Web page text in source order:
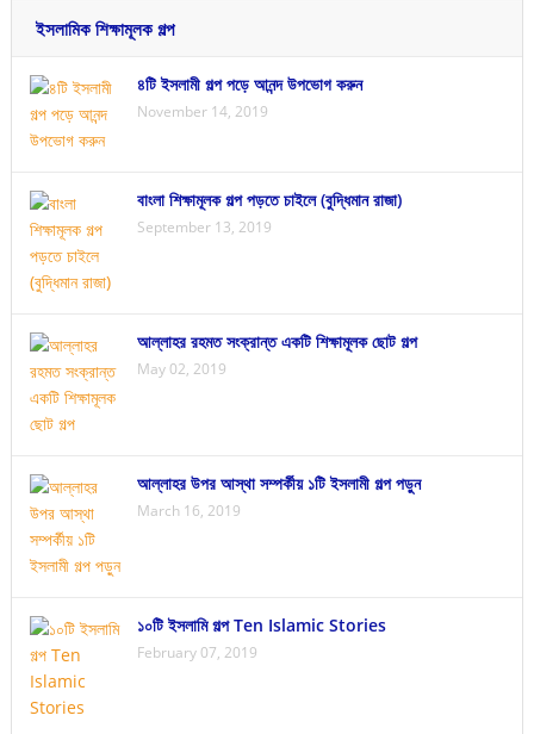
ইসলামিক শিক্ষামূলক গল্প
৪টি ইসলামী গল্প পড়ে আনন্দ উপভোগ করুন
November 14, 2019
বাংলা শিক্ষামূলক গল্প পড়তে চাইলে (বুদ্ধিমান রাজা)
September 13, 2019
আল্লাহর রহমত সংক্রান্ত একটি শিক্ষামূলক ছোট গল্প
May 02, 2019
আল্লাহর উপর আস্থা সম্পর্কীয় ১টি ইসলামী গল্প পড়ুন
March 16, 2019
১০টি ইসলামি গল্প Ten Islamic Stories
February 07, 2019